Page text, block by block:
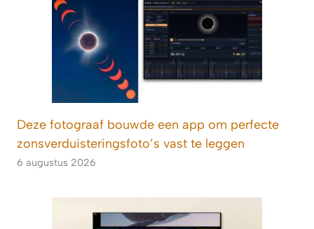
Deze fotograaf bouwde een app om perfecte
zonsverduisteringsfoto’s vast te leggen
6 augustus 2026